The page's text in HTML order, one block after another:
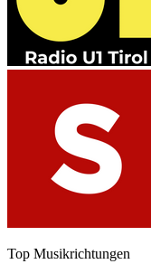
Top Musikrichtungen